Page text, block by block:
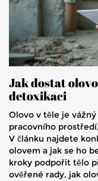
Jak dostat
detoxikaci
Olovo v těle je
pracovního
V článku najdete
olovem a jak se ho
kroky podpořit tělo
ověřené rady, jak